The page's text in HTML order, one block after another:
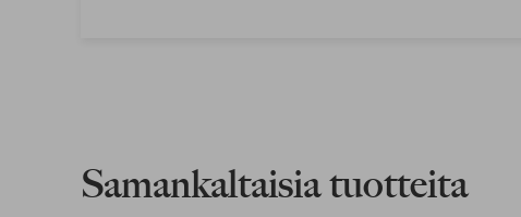
Samankaltaisia tuotteita